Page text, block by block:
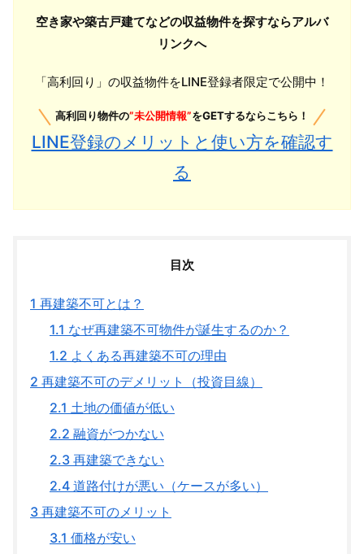
空き家や築古戸建てなどの収益物件を探すならアルバ
リンクへ
「高利回り」の収益物件をLINE登録者限定で公開中！
高利回り物件の”未公開情報”をGETするならこちら！
LINE登録のメリットと使い方を確認す
る
目次
1 再建築不可とは？
1.1 なぜ再建築不可物件が誕生するのか？
1.2 よくある再建築不可の理由
2 再建築不可のデメリット（投資目線）
2.1 土地の価値が低い
2.2 融資がつかない
2.3 再建築できない
2.4 道路付けが悪い（ケースが多い）
3 再建築不可のメリット
3.1 価格が安い